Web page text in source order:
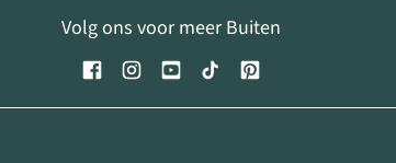
Volg ons voor meer Buiten